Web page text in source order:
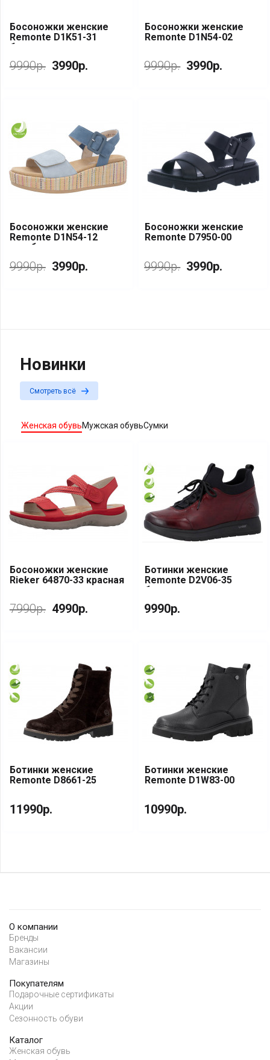
Босоножки женские
Remonte D1K51-31
бежевая кожа
9990р. 3990р.
Босоножки женские
Remonte D1N54-02
9990р. 3990р.
Босоножки женские
Remonte D1N54-12
голубая кожа
9990р. 3990р.
Босоножки женские
Remonte D7950-00
9990р. 3990р.
Новинки
Смотреть всё
Женская обувьМужская обувьСумки
Босоножки женские
Rieker 64870-33 красная
7990р. 4990р.
Ботинки женские
Remonte D2V06-35
бордовая кожа
9990р.
Ботинки женские
Remonte D8661-25
11990р.
Ботинки женские
Remonte D1W83-00
10990р.
О компании
Бренды
Вакансии
Магазины
Покупателям
Подарочные сертификаты
Акции
Сезонность обуви
Каталог
Женская обувь